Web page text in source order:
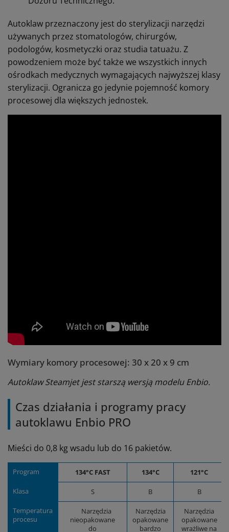
Autoklaw przeznaczony jest do sterylizacji narzędzi
używanych przez stomatologów, chirurgów,
podologów, kosmetyczki oraz studia tatuażu. Z
powodzeniem może być także we wszystkich innych
ośrodkach medycznych wymagających najwyższej klasy
sterylizacji. Ogranicza go jedynie pojemność komory
procesowej dla większych jednostek.
Wymiary komory procesowej: 30 x 20 x 9 cm
Autoklaw Steamjet jest starszą wersją modelu Enbio.
Czas działania i programy pracy
autoklawu Enbio PRO
Mieści do 0,8 kg wsadu lub do 16 pakietów.
Program 134°C FAST 134°C 121°C
Klasa S B B
Temperatura
procesu
Narzędzia
nieopakowane
do
Narzędzia
opakowane
bardzo
Narzędzia
opakowane
wrażliwe na